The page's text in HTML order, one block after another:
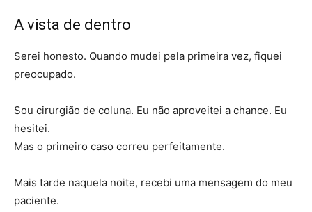
A vista de dentro
Serei honesto. Quando mudei pela primeira vez, fiquei
preocupado.
Sou cirurgião de coluna. Eu não aproveitei a chance. Eu
hesitei.
Mas o primeiro caso correu perfeitamente.
Mais tarde naquela noite, recebi uma mensagem do meu
paciente.